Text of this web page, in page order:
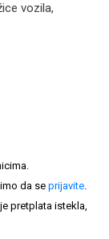
vozila,
da se prijavite.
pretplata istekla,